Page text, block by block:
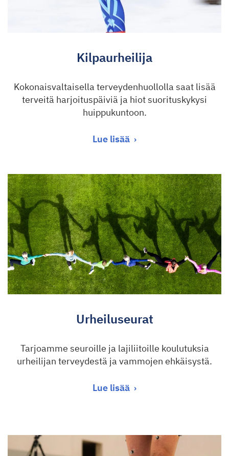
Kilpaurheilija
Kokonaisvaltaisella terveydenhuollolla saat lisää
terveitä harjoituspäiviä ja hiot suorituskykysi
huippukuntoon.
Lue lisää
Urheiluseurat
Tarjoamme seuroille ja lajiliitoille koulutuksia
urheilijan terveydestä ja vammojen ehkäisystä.
Lue lisää